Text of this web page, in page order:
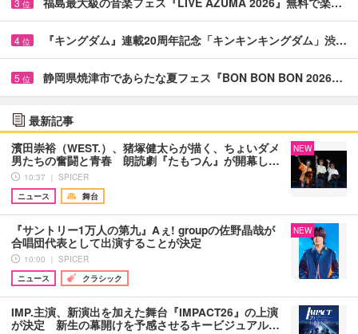
3 位
4 位 『キングダム』連載20周年記念「キンキンキングダム」渋…
5 位 静岡県焼津市であらたな夏フェス『BON BON BON 2026…
最新記事
濱田崇裕（WEST.）、猪塚健太らが描く、ちょいダメ
男たちの奮闘と青春 朗読劇『たもつん』が開幕し…
10:37 ｜ SPICER
ニュース
舞台
NEW
『サントリー1万人の第九』Aぇ! groupの佐野晶哉が
合唱団代表として出演することが決定
10:00 ｜ SPICER
ニュース
クラシック
NEW
IMP.主演、新演出を加えた舞台『IMPACT26』の上演
が決定 新生の幕開けを予感させるキービジュアル…